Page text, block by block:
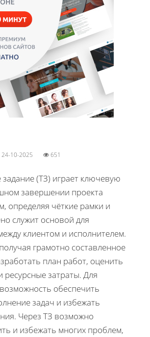
24-10-2025 651
задание (ТЗ) играет ключевую
завершении проекта
определяя чёткие рамки и
служит основой для
клиентом и исполнителем.
грамотно составленное
план работ, оценить
затраты. Для
обеспечить
задач и избежать
Через ТЗ возможно
и избежать многих проблем,